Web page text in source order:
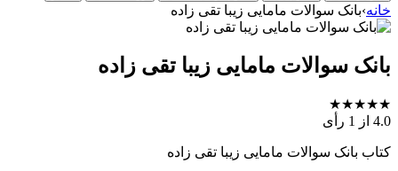
خانه›بانک سوالات مامایی زیبا تقی زاده
بانک سوالات مامایی زیبا تقی زاده
★
★
★
★
★
4.0 از 1 رأی
کتاب بانک سوالات مامایی زیبا تقی زاده